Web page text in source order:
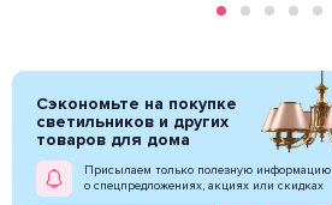
Сэкономьте на покупке
светильников и других
товаров для дома
Присылаем только полезную информацию
о спецпредложениях, акциях или скидках